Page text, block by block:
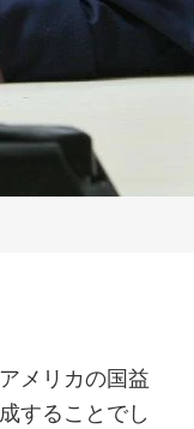
メリカの国益
することでし